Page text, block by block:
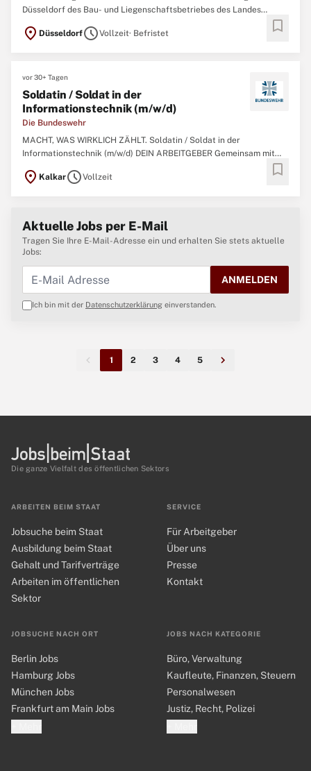
Düsseldorf des Bau- und Liegenschaftsbetriebes des Landes
Zeitpunkt eine/n Architektin / Architekten oder Ingenieurin /
location_on DüsseldorfscheduleVollzeit· Befristet bookmark
vor 30+ Tagen
Soldatin / Soldat in der
Informationstechnik (m/w/d)
Die Bundeswehr
MACHT, WAS WIRKLICH ZÄHLT. Soldatin / Soldat in der
Informationstechnik (m/w/d) DEIN ARBEITGEBER Gemeinsam mit
über 260.000 militärischen und zivilen Mitarbeitenden garantieren
wir Sicherheit, Souveränität und die außenpolitische
location_on KalkarscheduleVollzeit bookmark
Aktuelle Jobs per E-Mail
Tragen Sie Ihre E-Mail-Adresse ein und erhalten Sie stets aktuelle
Jobs:
ANMELDEN
Ich bin mit der Datenschutzerklärung einverstanden.
1 2 3 4 5
Die ganze Vielfalt des öffentlichen Sektors
ARBEITEN BEIM STAAT
Jobsuche beim Staat
Ausbildung beim Staat
Gehalt und Tarifverträge
Arbeiten im öffentlichen
Sektor
JOBSUCHE NACH ORT
Berlin Jobs
Hamburg Jobs
München Jobs
Frankfurt am Main Jobs
JOBS NACH KATEGORIE
Büro, Verwaltung
Kaufleute, Finanzen, Steuern
Personalwesen
Justiz, Recht, Polizei
SERVICE
Für Arbeitgeber
Über uns
Presse
Kontakt